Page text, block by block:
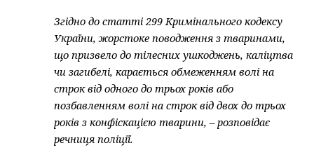
Згідно до статті 299 Кримінального кодексу
України, жорстоке поводження з тваринами,
що призвело до тілесних ушкоджень, каліцтва
чи загибелі, карається обмеженням волі на
строк від одного до трьох років або
позбавленням волі на строк від двох до трьох
років з конфіскацією тварини, – розповідає
речниця поліції.